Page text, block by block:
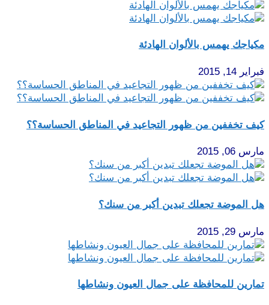
مكياجك يهمس بالألوان الهادئة
فبراير 14, 2015
كيف تخففين من ظهور التجاعيد في المناطق الحساسة؟؟
مارس 06, 2015
هل الموضة تجعلك تبدين أكبر من سنك؟
مارس 29, 2015
تمارين للمحافظة على جمال العيون ونشاطها